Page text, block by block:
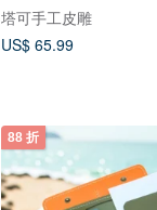
塔可手工皮雕
US$ 65.99
88 折